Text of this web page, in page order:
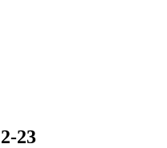
23